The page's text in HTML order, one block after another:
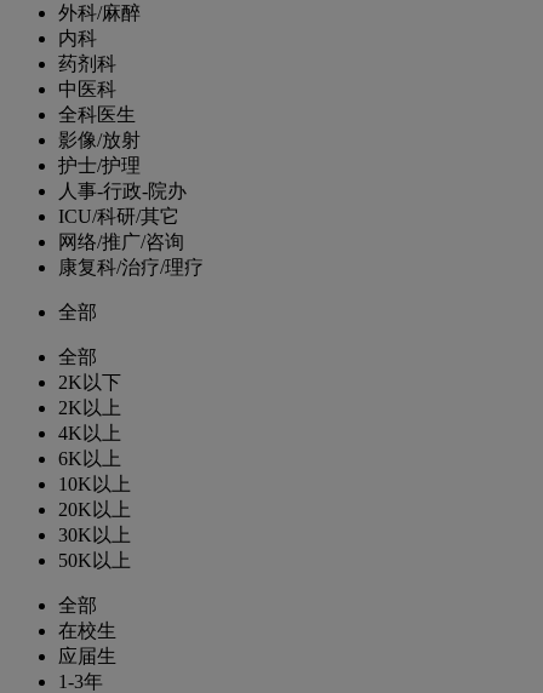
外科/麻醉
内科
药剂科
中医科
全科医生
影像/放射
护士/护理
人事-行政-院办
ICU/科研/其它
网络/推广/咨询
康复科/治疗/理疗
全部
全部
2K以下
2K以上
4K以上
6K以上
10K以上
20K以上
30K以上
50K以上
全部
在校生
应届生
1-3年